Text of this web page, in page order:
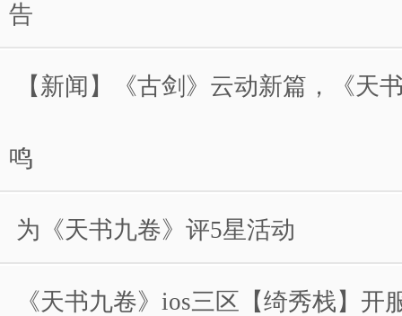
告
【新闻】《古剑》云动新篇，《天
鸣
为《天书九卷》评5星活动
《天书九卷》ios三区【绮秀栈】开